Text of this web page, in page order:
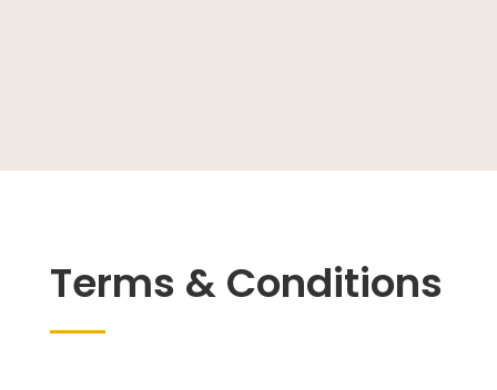
Terms & Conditions